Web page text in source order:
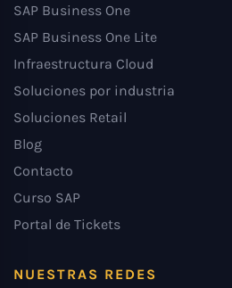
SAP Business One
SAP Business One Lite
Infraestructura Cloud
Soluciones por industria
Soluciones Retail
Blog
Contacto
Curso SAP
Portal de Tickets
NUESTRAS REDES